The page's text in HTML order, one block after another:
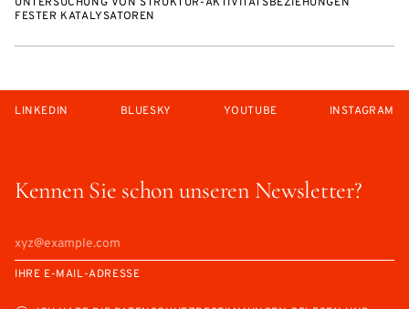
FESTER KATALYSATOREN
Kennen Sie schon unseren Newsletter?
IHRE E-MAIL-ADRESSE
LINKEDIN BLUESKY YOUTUBE INSTAGRAM